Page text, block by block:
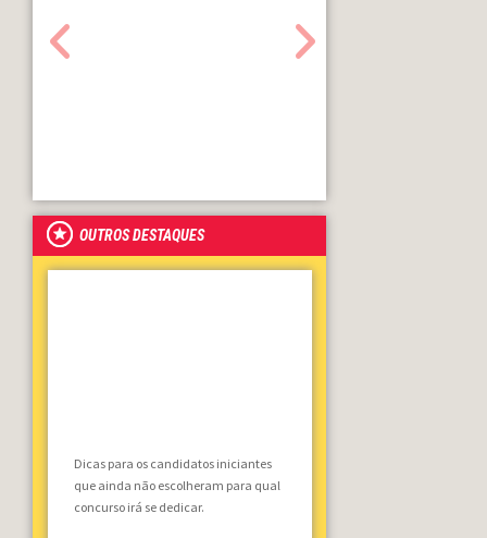
OUTROS DESTAQUES
Dicas para os candidatos iniciantes
que ainda não escolheram para qual
concurso irá se dedicar.